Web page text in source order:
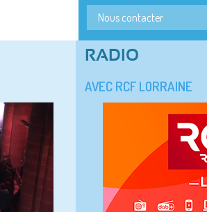
Nous contacter
RADIO
AVEC RCF LORRAINE